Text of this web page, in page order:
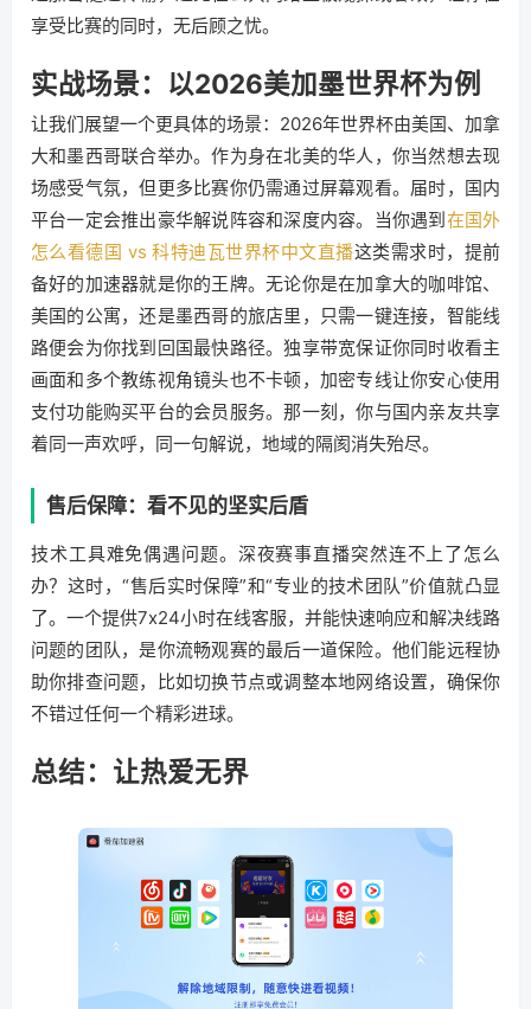
享受比赛的同时，无后顾之忧。
实战场景：以2026美加墨世界杯为例
让我们展望一个更具体的场景：2026年世界杯由美国、加拿
大和墨西哥联合举办。作为身在北美的华人，你当然想去现
场感受气氛，但更多比赛你仍需通过屏幕观看。届时，国内
平台一定会推出豪华解说阵容和深度内容。当你遇到在国外
怎么看德国 vs 科特迪瓦世界杯中文直播这类需求时，提前
备好的加速器就是你的王牌。无论你是在加拿大的咖啡馆、
美国的公寓，还是墨西哥的旅店里，只需一键连接，智能线
路便会为你找到回国最快路径。独享带宽保证你同时收看主
画面和多个教练视角镜头也不卡顿，加密专线让你安心使用
支付功能购买平台的会员服务。那一刻，你与国内亲友共享
着同一声欢呼，同一句解说，地域的隔阂消失殆尽。
售后保障：看不见的坚实后盾
技术工具难免偶遇问题。深夜赛事直播突然连不上了怎么
办？这时，“售后实时保障”和“专业的技术团队”价值就凸显
了。一个提供7x24小时在线客服，并能快速响应和解决线路
问题的团队，是你流畅观赛的最后一道保险。他们能远程协
助你排查问题，比如切换节点或调整本地网络设置，确保你
不错过任何一个精彩进球。
总结：让热爱无界